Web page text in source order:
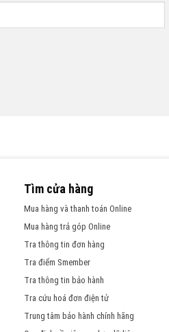
Tìm cửa hàng
Mua hàng và thanh toán Online
Mua hàng trả góp Online
Tra thông tin đơn hàng
Tra điểm Smember
Tra thông tin bảo hành
Tra cứu hoá đơn điện tử
Trung tâm bảo hành chính hãng